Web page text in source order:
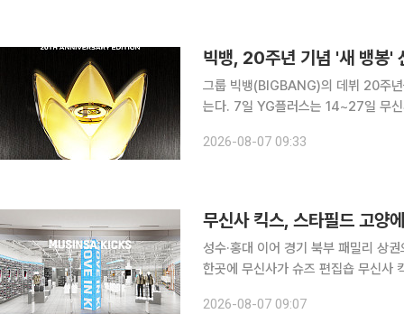
빅뱅, 20주년 기념 '새 뱅봉'
그룹 빅뱅(BIGBANG)의 데뷔 20주
는다. 7일 YG플러스는 14~27일 무신사 메가스토어 성수와 무신사 스탠다드 명동점에서 '빅뱅
COSMOS ]) 공식 MD 팝업'을 진
2026-08-07 09:33
무신사 킥스, 스타필드 고양
성수·홍대 이어 경기 북부 패밀리 상
한곳에 무신사가 슈즈 편집숍 무신사 킥스의 세 번째 매장을 스타필드 고양에 열었다. 복합쇼핑몰
2026-08-07 09:07